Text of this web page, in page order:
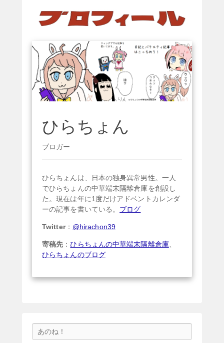
ひらちょん
ブロガー
ひらちょんは、日本の独身異常男性。一人
でひらちょんの中華端末隔離倉庫を創設し
た。現在は年に1度だけアドベントカレンダ
ーの記事を書いている。 ブログ
Twitter： @hirachon39
寄稿先 ：ひらちょんの中華端末隔離倉庫、
ひらちょんのブログ
索